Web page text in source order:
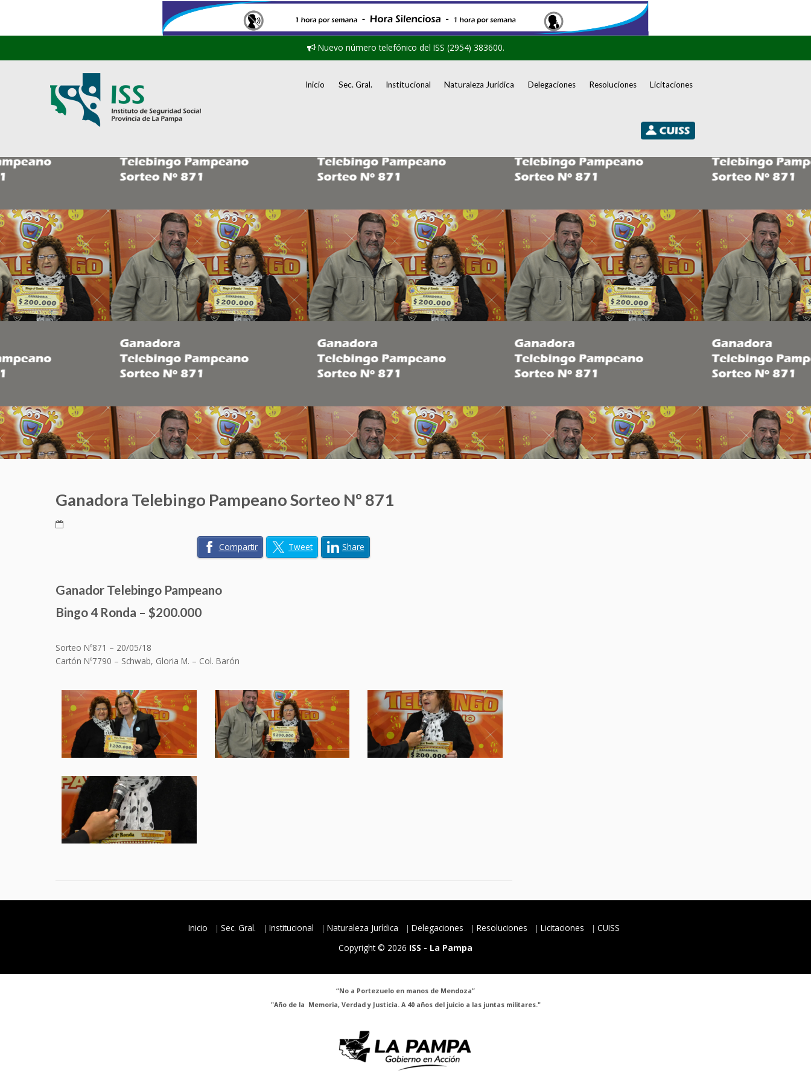
Nuevo número telefónico del ISS (2954) 383600.
Inicio Sec. Gral. Institucional Naturaleza Jurídica Delegaciones Resoluciones Licitaciones
Ganadora Telebingo Pampeano Sorteo Nº 871
Compartir Tweet Share
Ganador Telebingo Pampeano
Bingo 4 Ronda – $200.000
Sorteo Nº871 – 20/05/18
Cartón Nº7790 – Schwab, Gloria M. – Col. Barón
Inicio Sec. Gral. Institucional Naturaleza Jurídica Delegaciones Resoluciones Licitaciones
CUISS
Copyright © 2026 ISS - La Pampa
“No a Portezuelo en manos de Mendoza”
"Año de la Memoria, Verdad y Justicia. A 40 años del juicio a las juntas militares."